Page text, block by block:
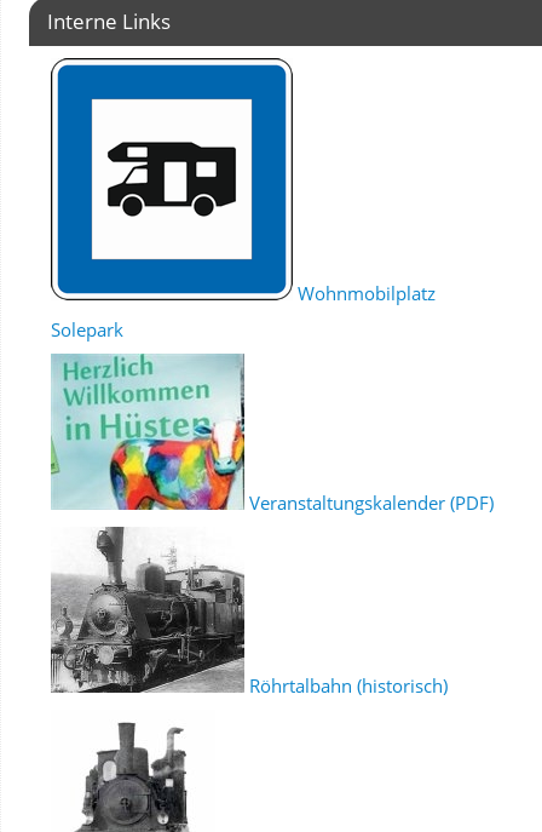
Interne Links
Wohnmobilplatz
Solepark
Veranstaltungskalender (PDF)
Röhrtalbahn (historisch)